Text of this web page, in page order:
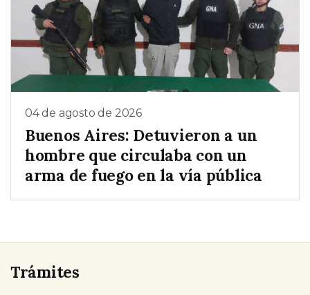
04 de agosto de 2026
Buenos Aires: Detuvieron a un
hombre que circulaba con un
arma de fuego en la vía pública
Trámites